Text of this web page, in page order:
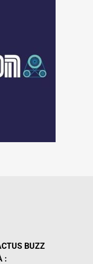
BUZZ
: